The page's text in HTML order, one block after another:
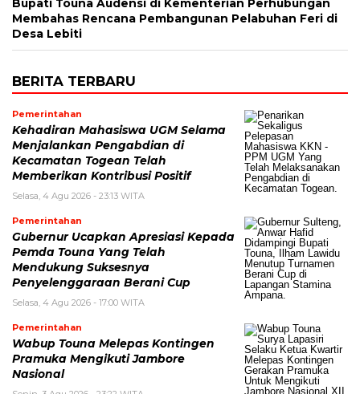
Bupati Touna Audensi di Kementerian Perhubungan
Membahas Rencana Pembangunan Pelabuhan Feri di
Desa Lebiti
BERITA TERBARU
Pemerintahan
Kehadiran Mahasiswa UGM Selama
Menjalankan Pengabdian di
Kecamatan Togean Telah
Memberikan Kontribusi Positif
Selasa, 4 Agu 2026 - 23:13 WITA
Pemerintahan
Gubernur Ucapkan Apresiasi Kepada
Pemda Touna Yang Telah
Mendukung Suksesnya
Penyelenggaraan Berani Cup
Selasa, 4 Agu 2026 - 17:00 WITA
Pemerintahan
Wabup Touna Melepas Kontingen
Pramuka Mengikuti Jambore
Nasional